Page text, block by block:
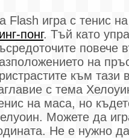
Flash игра с тенис
понг. Тъй като
повече
на
към
с тема
на маса, но
Можете да
Не е нужно